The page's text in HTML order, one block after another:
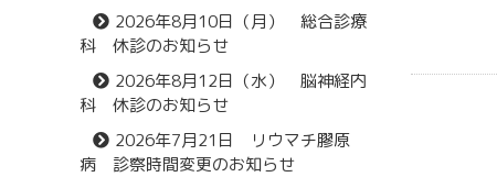
2026年8月10日（月） 総合診療
科 休診のお知らせ
2026年8月12日（水） 脳神経内
科 休診のお知らせ
2026年7月21日 リウマチ膠原
病 診察時間変更のお知らせ